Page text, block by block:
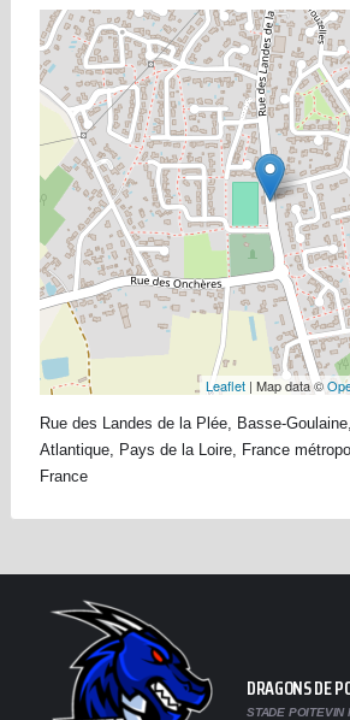
Leaflet | Map data ©
Rue des Landes de la Plée, Basse-
Atlantique, Pays de la Loire, France
France
DRAGONS DE
STADE POITEVIN